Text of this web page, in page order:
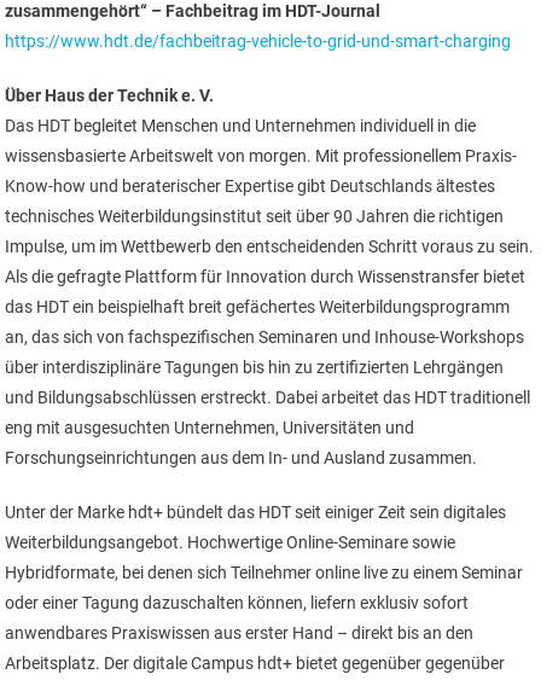
zusammengehört“ – Fachbeitrag im HDT-Journal
https://www.hdt.de/fachbeitrag-vehicle-to-grid-und-smart-charging
Über Haus der Technik e. V.
Das HDT begleitet Menschen und Unternehmen individuell in die
wissensbasierte Arbeitswelt von morgen. Mit professionellem Praxis-
Know-how und beraterischer Expertise gibt Deutschlands ältestes
technisches Weiterbildungsinstitut seit über 90 Jahren die richtigen
Impulse, um im Wettbewerb den entscheidenden Schritt voraus zu sein.
Als die gefragte Plattform für Innovation durch Wissenstransfer bietet
das HDT ein beispielhaft breit gefächertes Weiterbildungsprogramm
an, das sich von fachspezifischen Seminaren und Inhouse-Workshops
über interdisziplinäre Tagungen bis hin zu zertifizierten Lehrgängen
und Bildungsabschlüssen erstreckt. Dabei arbeitet das HDT traditionell
eng mit ausgesuchten Unternehmen, Universitäten und
Forschungseinrichtungen aus dem In- und Ausland zusammen.
Unter der Marke hdt+ bündelt das HDT seit einiger Zeit sein digitales
Weiterbildungsangebot. Hochwertige Online-Seminare sowie
Hybridformate, bei denen sich Teilnehmer online live zu einem Seminar
oder einer Tagung dazuschalten können, liefern exklusiv sofort
anwendbares Praxiswissen aus erster Hand – direkt bis an den
Arbeitsplatz. Der digitale Campus hdt+ bietet gegenüber gegenüber